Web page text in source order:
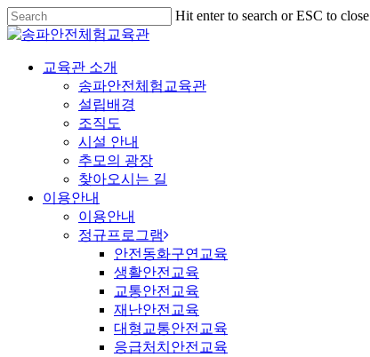
Hit enter to search or ESC to close
교육관 소개
송파안전체험교육관
설립배경
조직도
시설 안내
추모의 광장
찾아오시는 길
이용안내
이용안내
정규프로그램
안전동화구연교육
생활안전교육
교통안전교육
재난안전교육
대형교통안전교육
응급처치안전교육